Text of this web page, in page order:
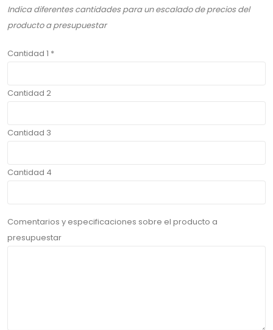
Indica diferentes cantidades para un escalado de precios del
producto a presupuestar
Cantidad 1 *
Cantidad 2
Cantidad 3
Cantidad 4
Comentarios y especificaciones sobre el producto a
presupuestar